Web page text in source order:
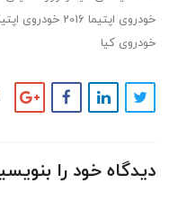
خودروی اپتیما 2016
خودروی اپتیما
خودروی کیا
دیدگاه خود را